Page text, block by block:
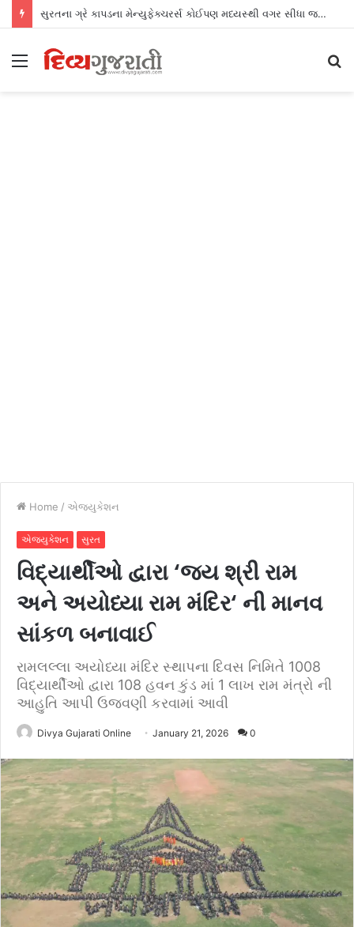
સુરતના ગ્રે કાપડના મેન્યુફેક્ચરર્સ કોઈપણ મધ્યસ્થી વગર સીધા જ શ્રીલંકાના આધુનિક ગારમેન્ટ યુનિટ્સને ફેબ્રિક એક્સપોર્ટ કરી શકશે
Menu
Home / એજ્યુકેશન
એજ્યુકેશન સુરત
વિદ્યાર્થીઓ દ્વારા ‘જય શ્રી રામ
અને અયોધ્યા રામ મંદિર‘ ની માનવ
સાંકળ બનાવાઈ
રામલલ્લા અયોધ્યા મંદિર સ્થાપના દિવસ નિમિતે 1008
વિદ્યાર્થીઓ દ્વારા 108 હવન કુંડ માં 1 લાખ રામ મંત્રો ની
આહુતિ આપી ઉજવણી કરવામાં આવી
Divya Gujarati Online January 21, 2026 0